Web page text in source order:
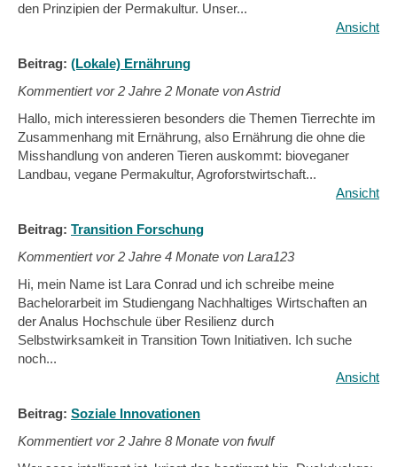
den Prinzipien der Permakultur. Unser...
Ansicht
Beitrag: (Lokale) Ernährung
Kommentiert vor2 Jahre 2 Monate von Astrid
Hallo, mich interessieren besonders die Themen Tierrechte im
Zusammenhang mit Ernährung, also Ernährung die ohne die
Misshandlung von anderen Tieren auskommt: bioveganer
Landbau, vegane Permakultur, Agroforstwirtschaft...
Ansicht
Beitrag: Transition Forschung
Kommentiert vor2 Jahre 4 Monate von Lara123
Hi, mein Name ist Lara Conrad und ich schreibe meine
Bachelorarbeit im Studiengang Nachhaltiges Wirtschaften an
der Analus Hochschule über Resilienz durch
Selbstwirksamkeit in Transition Town Initiativen. Ich suche
noch...
Ansicht
Beitrag: Soziale Innovationen
Kommentiert vor2 Jahre 8 Monate von fwulf